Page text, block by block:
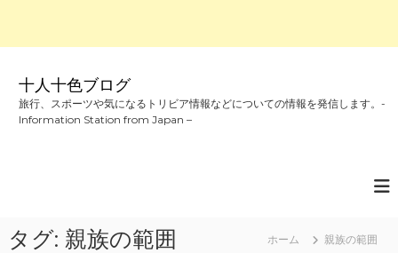
十人十色ブログ
旅行、スポーツや気になるトリビア情報などについての情報を発信します。-
Information Station from Japan –
タグ: 親族の範囲 ホーム 親族の範囲